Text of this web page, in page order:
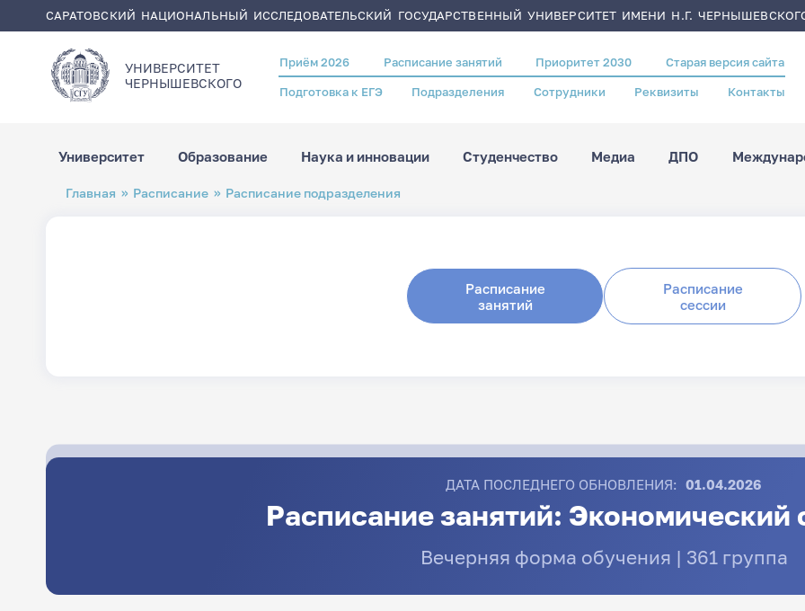
САРАТОВСКИЙ НАЦИОНАЛЬНЫЙ ИССЛЕДОВАТЕЛЬСКИЙ ГОСУДАРСТВЕННЫЙ УНИВЕРСИТЕТ ИМЕНИ Н.Г.
УНИВЕРСИТЕТ
ЧЕРНЫШЕВСКОГO
Header
menu
Приём 2026 Расписание занятий Приоритет 2030 Старая версия сайта
Подготовка к ЕГЭ Подразделения Сотрудники Реквизиты Контакты
Университет Образование Наука и инновации Студенчество Медиа ДПО
Строка
навигации
Главная Расписание Расписание подразделения
Расписание
занятий
Расписание
сессии
ДАТА ПОСЛЕДНЕГО ОБНОВЛЕНИЯ: 01.04.2026
Расписание занятий: Экономический
Вечерняя форма обучения | 361 группа